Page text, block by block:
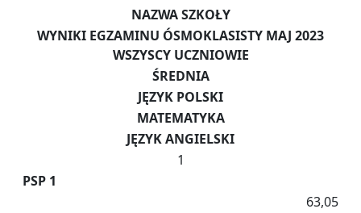
NAZWA SZKOŁY
WYNIKI EGZAMINU ÓSMOKLASISTY MAJ 2023
WSZYSCY UCZNIOWIE
ŚREDNIA
JĘZYK POLSKI
MATEMATYKA
JĘZYK ANGIELSKI
1
PSP 1
63,05